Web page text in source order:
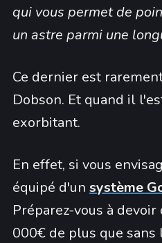
qui vous permet de
un astre parmi une
Ce dernier est
Dobson. Et quand il
exorbitant.
En effet, si vous
équipé d'un système
Préparez-vous à
000€ de plus que sans